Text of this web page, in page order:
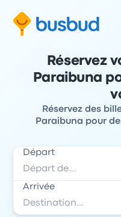
Réservez
Paraibuna
Réservez des
Paraibuna pour
Départ
Arrivée